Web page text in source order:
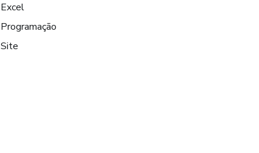
Excel
Programação
Site